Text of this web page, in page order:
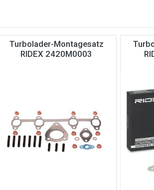
Turbolader-Montagesatz
RIDEX 2420M0003